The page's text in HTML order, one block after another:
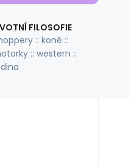
FILOSOFIE
:: koně ::
:: western ::